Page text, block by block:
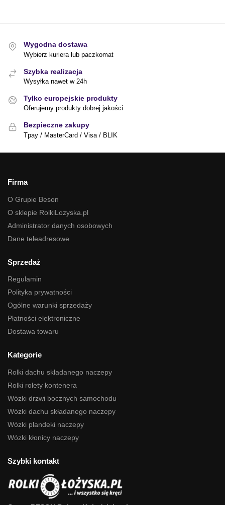
Wygodna dostawa
Wybierz kuriera lub paczkomat
Szybka realizacja
Wysyłka nawet w 24h
Tylko europejskie produkty
Oferujemy produkty dobrej jakości
Bezpieczne zakupy
Tpay / MasterCard / Visa / BLIK
Firma
O Grupie Beson
O sklepie RolkiLozyska.pl
Administrator danych osobowych
Dane teleadresowe
Sprzedaż
Regulamin
Polityka prywatności
Ogólne warunki sprzedaży
Płatności elektroniczne
Dostawa towaru
Kategorie
Rolki dachu składanego naczepy
Rolki rolety kontenera
Wózki drzwi bocznych samochodu
Wózki dachu składanego naczepy
Wózki plandeki naczepy
Wózki kłonicy naczepy
Szybki kontakt